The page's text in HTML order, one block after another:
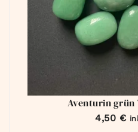
Aventurin
4,50 €